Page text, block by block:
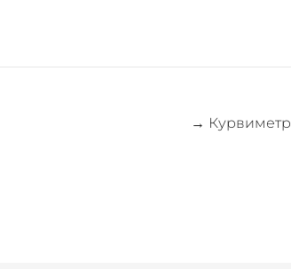
→ Курвиметр